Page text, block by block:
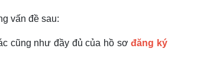
vấn đề sau:
cũng như đầy đủ của hồ sơđăng ký